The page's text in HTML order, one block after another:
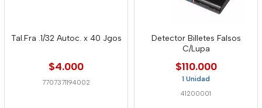
Tal.Fra .1/32 Autoc. x 40 Jgos
$4.000
7707371194002
Detector Billetes Falsos
C/Lupa
$110.000
1 Unidad
41200001